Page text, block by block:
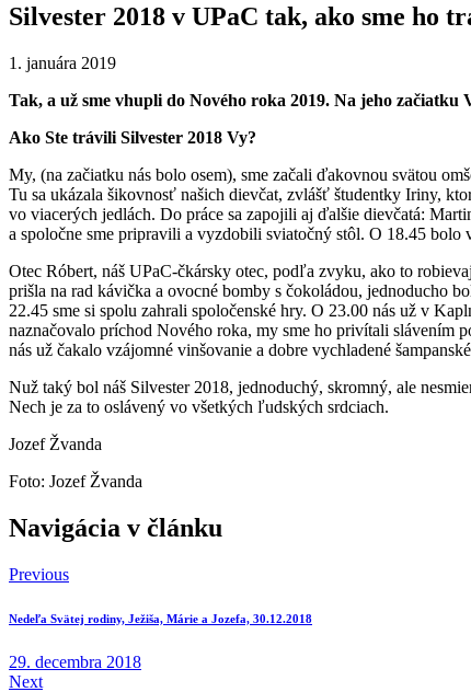
Silvester 2018 v UPaC tak, ako sme ho
1. januára 2019
Tak, a už sme vhupli do Nového roka 2019. Na jeho
Ako Ste trávili Silvester 2018 Vy?
My, (na začiatku nás bolo osem), sme začali ďakovnou svätou
Tu sa ukázala šikovnosť našich dievčat, zvlášť študentky Iriny,
vo viacerých jedlách. Do práce sa zapojili aj ďalšie dievčatá:
a spoločne sme pripravili a vyzdobili sviatočný stôl. O 18.45
Otec Róbert, náš UPaC-čkársky otec, podľa zvyku, ako to
prišla na rad kávička a ovocné bomby s čokoládou, jednoducho
22.45 sme si spolu zahrali spoločenské hry. O 23.00 nás už v
naznačovalo príchod Nového roka, my sme ho privítali slávením
nás už čakalo vzájomné vinšovanie a dobre vychladené
Nuž taký bol náš Silvester 2018, jednoduchý, skromný, ale
Nech je za to oslávený vo všetkých ľudských srdciach.
Jozef Žvanda
Foto: Jozef Žvanda
Navigácia v článku
Previous
Nedeľa Svätej rodiny, Ježiša, Márie a Jozefa, 30.12.2018
29. decembra 2018
Next